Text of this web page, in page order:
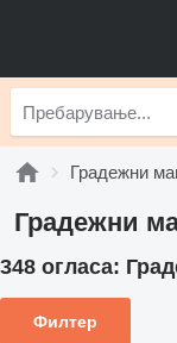
Градежни
Градежни
348 огласа:
Филтер